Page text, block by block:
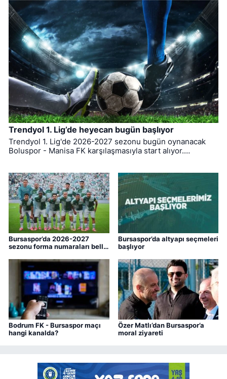
Trendyol 1. Lig’de heyecan bugün başlıyor
Trendyol 1. Lig'de 2026-2027 sezonu bugün oynanacak
Boluspor - Manisa FK karşılaşmasıyla start alıyor.
Bursaspor’da 2026-2027
sezonu forma numaraları belli
Bursaspor’da altyapı seçmeleri
başlıyor
Bodrum FK - Bursaspor maçı
hangi kanalda?
Özer Matlı’dan Bursaspor’a
moral ziyareti